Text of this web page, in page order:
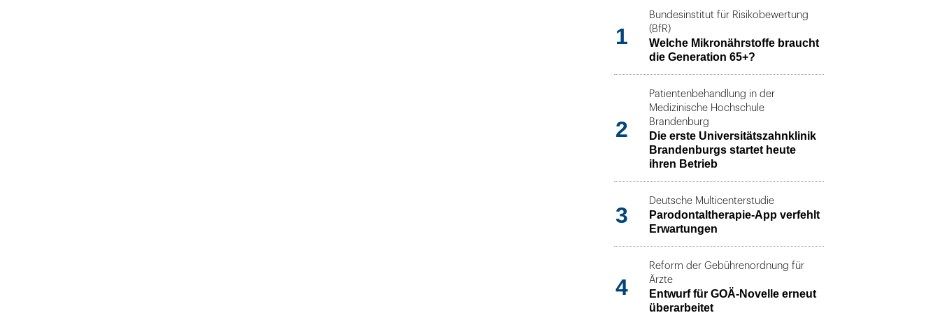
1
Bundesinstitut für Risikobewertung
(BfR)
Welche Mikronährstoffe braucht
die Generation 65+?
2
Patientenbehandlung in der
Medizinische Hochschule
Brandenburg
Die erste Universitätszahnklinik
Brandenburgs startet heute
ihren Betrieb
3
Deutsche Multicenterstudie
Parodontaltherapie-App verfehlt
Erwartungen
4
Reform der Gebührenordnung für
Ärzte
Entwurf für GOÄ-Novelle erneut
überarbeitet